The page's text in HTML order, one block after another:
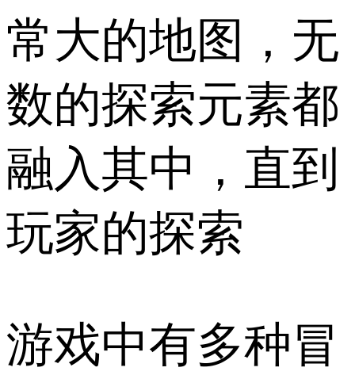
常大的地图，无
数的探索元素都
融入其中，直到
玩家的探索
游戏中有多种冒